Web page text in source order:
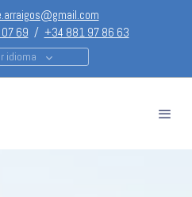
69 / +34 881 97 86 63
idioma